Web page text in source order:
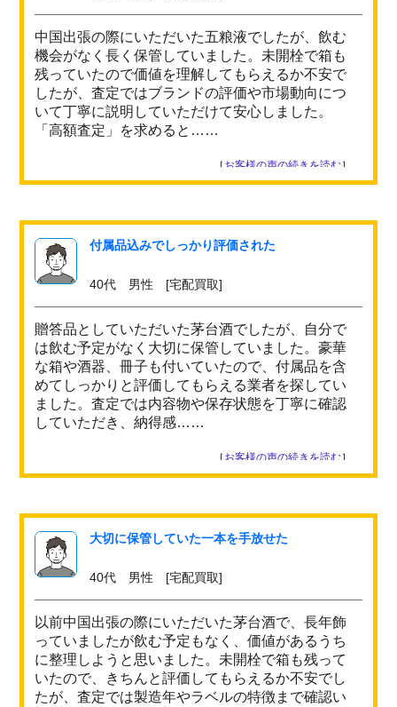
中国出張の際にいただいた五粮液でしたが、飲む
機会がなく長く保管していました。未開栓で箱も
残っていたので価値を理解してもらえるか不安で
したが、査定ではブランドの評価や市場動向につ
いて丁寧に説明していただけて安心しました。
「高額査定」を求めると……
［ お客様の声の続きを読む］
付属品込みでしっかり評価された
40代 男性 [宅配買取]
贈答品としていただいた茅台酒でしたが、自分で
は飲む予定がなく大切に保管していました。豪華
な箱や酒器、冊子も付いていたので、付属品を含
めてしっかりと評価してもらえる業者を探してい
ました。査定では内容物や保存状態を丁寧に確認
していただき、納得感……
［ お客様の声の続きを読む］
大切に保管していた一本を手放せた
40代 男性 [宅配買取]
以前中国出張の際にいただいた茅台酒で、長年飾
っていましたが飲む予定もなく、価値があるうち
に整理しようと思いました。未開栓で箱も残って
いたので、きちんと評価してもらえるか不安でし
たが、査定では製造年やラベルの特徴まで確認い